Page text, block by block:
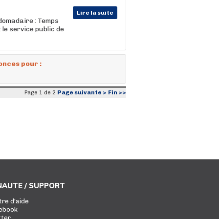
Lire la suite
: Temps
service public de
pour :
Page 1 de 2 Page suivante > Fin >>
/ SUPPORT
d'aide